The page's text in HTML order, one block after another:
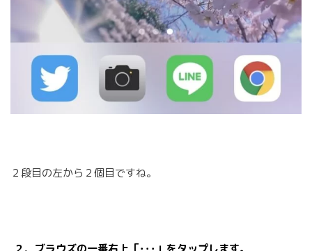
２段目の左から２個目ですね。